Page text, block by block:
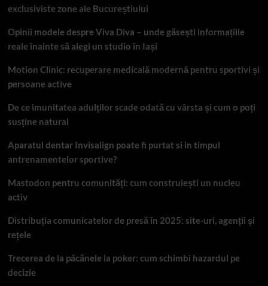
exclusiviste zone ale Bucureștiului
Opinii modele despre Viva Diva – unde găsești informațiile
reale înainte să alegi un studio în Iași
Motion Clinic: recuperare medicală modernă pentru sportivi și
persoane active
De ce imunitatea adulților scade odată cu vârsta și cum o poți
susține natural
Aparatul dentar Invisalign poate fi purtat si in timpul
antrenamentelor sportive?
Mastodon pentru comunități: cum construiești un nucleu
activ
Distribuția comunicatelor de presă în 2025: site-uri, agenții și
rețele
Trecerea de la păcănele la poker: cum schimbi hazardul pe
decizie